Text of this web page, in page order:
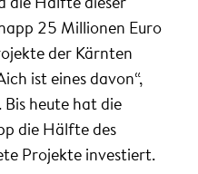
25 Millionen Euro
der Kärnten
ist eines davon“,
heute hat die
die Hälfte des
Projekte investiert.